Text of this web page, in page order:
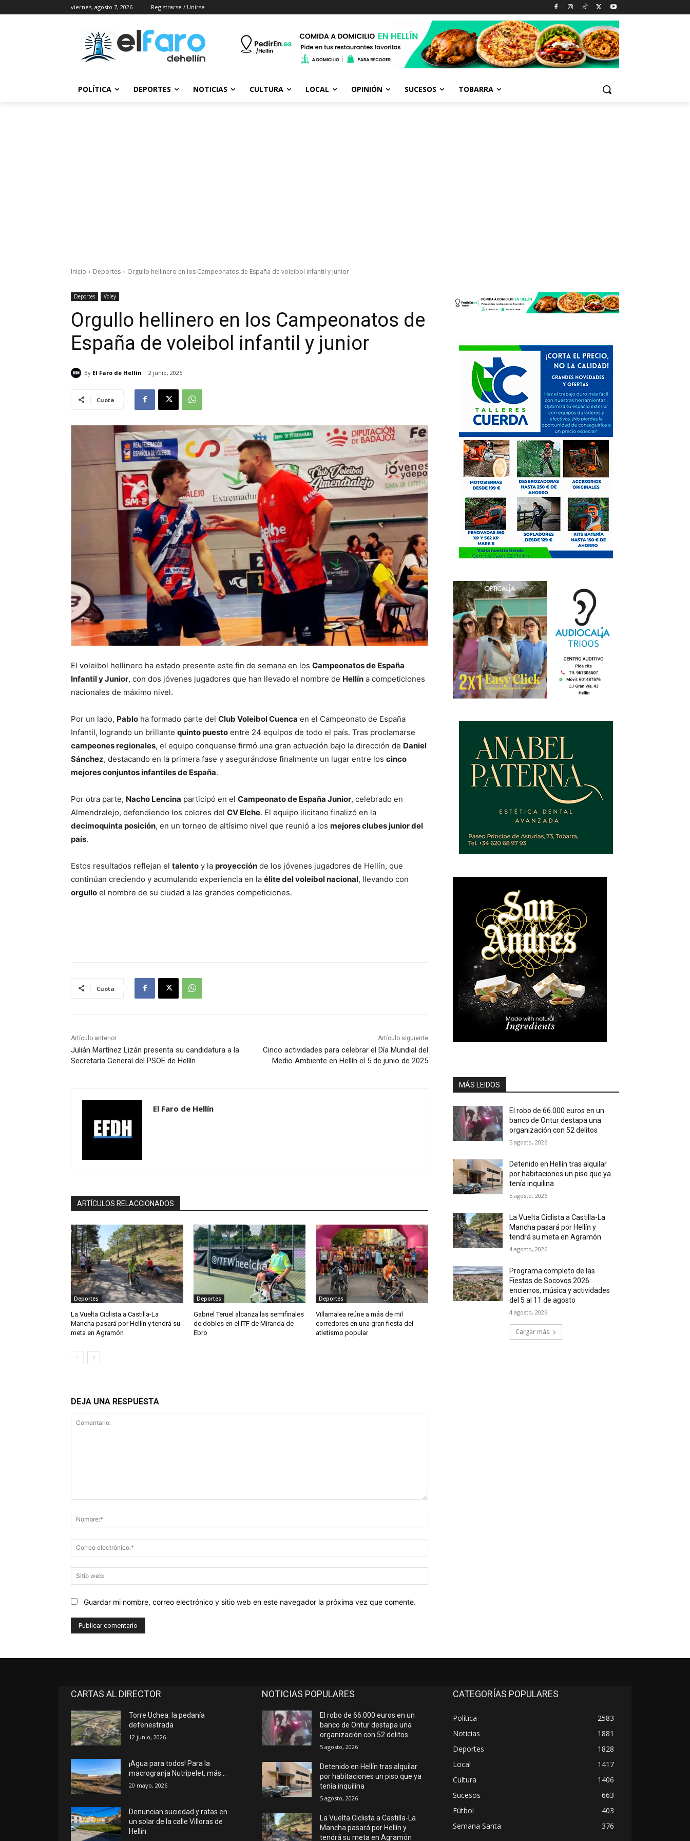
viernes, agosto 7, 2026 Registrarse / Unirse
POLÍTICA DEPORTES NOTICIAS CULTURA LOCAL OPINIÓN SUCESOS TOBARRA
Inicio Deportes Orgullo hellinero en los Campeonatos de España de voleibol infantil y junior
Deportes Voley
Orgullo hellinero en los Campeonatos de
España de voleibol infantil y junior
By El Faro de Hellín 2 junio, 2025
Cuota
El voleibol hellinero ha estado presente este fin de semana en los Campeonatos de España
Infantil y Junior, con dos jóvenes jugadores que han llevado el nombre de Hellín a competiciones
nacionales de máximo nivel.
Por un lado, Pablo ha formado parte del Club Voleibol Cuenca en el Campeonato de España
Infantil, logrando un brillante quinto puesto entre 24 equipos de todo el país. Tras proclamarse
campeones regionales, el equipo conquense firmó una gran actuación bajo la dirección de Daniel
Sánchez, destacando en la primera fase y asegurándose finalmente un lugar entre los cinco
mejores conjuntos infantiles de España.
Por otra parte, Nacho Lencina participó en el Campeonato de España Junior, celebrado en
Almendralejo, defendiendo los colores del CV Elche. El equipo ilicitano finalizó en la
decimoquinta posición, en un torneo de altísimo nivel que reunió a los mejores clubes junior del
país.
Estos resultados reflejan el talento y la proyección de los jóvenes jugadores de Hellín, que
continúan creciendo y acumulando experiencia en la élite del voleibol nacional, llevando con
orgullo el nombre de su ciudad a las grandes competiciones.
Cuota
Artículo anterior
Julián Martínez Lizán presenta su candidatura a la
Secretaría General del PSOE de Hellín
Artículo siguiente
Cinco actividades para celebrar el Día Mundial del
Medio Ambiente en Hellín el 5 de junio de 2025
El Faro de Hellín
ARTÍCULOS RELACCIONADOS
Deportes
La Vuelta Ciclista a Castilla-La
Mancha pasará por Hellín y tendrá su
meta en Agramón
Deportes
Gabriel Teruel alcanza las semifinales
de dobles en el ITF de Miranda de
Ebro
Deportes
Villamalea reúne a más de mil
corredores en una gran fiesta del
atletismo popular
DEJA UNA RESPUESTA
electrónico:*
web:
Guardar mi nombre, correo electrónico y sitio web en este navegador la próxima vez que comente.
MÁS LEIDOS
El robo de 66.000 euros en un
banco de Ontur destapa una
organización con 52 delitos
5 agosto, 2026
Detenido en Hellín tras alquilar
por habitaciones un piso que ya
tenía inquilina
5 agosto, 2026
La Vuelta Ciclista a Castilla-La
Mancha pasará por Hellín y
tendrá su meta en Agramón
4 agosto, 2026
Programa completo de las
Fiestas de Socovos 2026:
encierros, música y actividades
del 5 al 11 de agosto
4 agosto, 2026
Cargar más
CARTAS AL DIRECTOR
Torre Uchea: la pedanía
defenestrada
12 junio, 2026
¡Agua para todos! Para la
macrogranja Nutripelet, más…
20 mayo, 2026
Denuncian suciedad y ratas en
un solar de la calle Villoras de
Hellín
NOTICIAS POPULARES
El robo de 66.000 euros en un
banco de Ontur destapa una
organización con 52 delitos
5 agosto, 2026
Detenido en Hellín tras alquilar
por habitaciones un piso que ya
tenía inquilina
5 agosto, 2026
La Vuelta Ciclista a Castilla-La
Mancha pasará por Hellín y
tendrá su meta en Agramón
CATEGORÍAS POPULARES
Política
2583
Noticias
1881
Deportes
1828
Local
1417
Cultura
1406
Sucesos
663
Fútbol
403
Semana Santa
376